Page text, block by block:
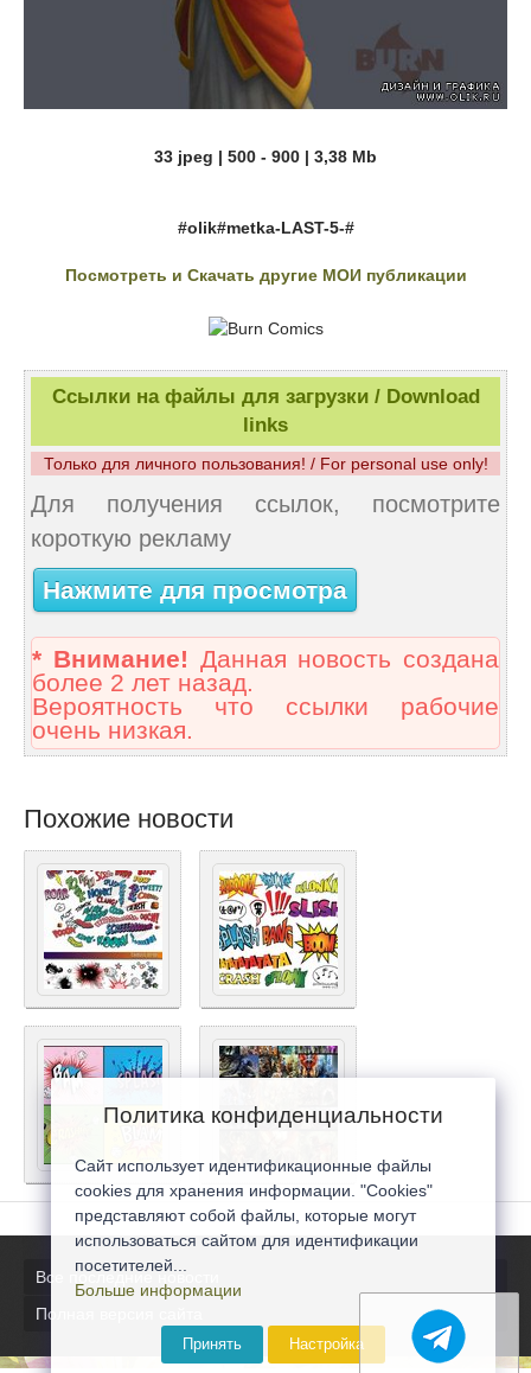
33 jpeg | 500 - 900 | 3,38 Mb
#olik#metka-LAST-5-#
Посмотреть и Скачать другие МОИ публикации
Ссылки на файлы для загрузки / Download
links
Только для личного пользования! / For personal use only!
Для получения ссылок, посмотрите
короткую рекламу
Нажмите для просмотра
* Внимание! Данная новость создана
более 2 лет назад.
Вероятность что ссылки рабочие
очень низкая.
Похожие новости
Все последние новости
Полная версия сайта
Политика конфиденциальности
Сайт использует идентификационные файлы
cookies для хранения информации. "Cookies"
представляют собой файлы, которые могут
использоваться сайтом для идентификации
посетителей...
Больше информации
Принять Настройка